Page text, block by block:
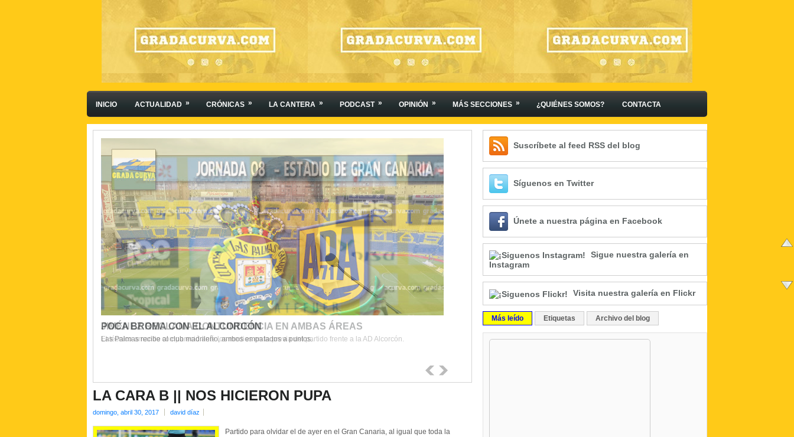
INICIO ACTUALIDAD » CRÓNICAS » LA CANTERA » PODCAST » OPINIÓN » MÁS SECCIONES » ¿QUIÉNES SOMOS? CONTACTA
POCA BROMA CON EL ALCORCÓN
Las Palmas recibe al club madrileño, ambos empatados a puntos.
JIMÉNEZ RECLAMA CONTUNDENCIA EN AMBAS ÁREAS
El técnico amarillo compareció ante los medios en la previa del partido frente a la AD Alcorcón.
LA CARA B || NOS HICIERON PUPA
domingo, abril 30, 2017 david díaz
Partido para olvidar el de ayer en el Gran Canaria, al igual que toda la
Suscríbete al feed RSS del blog
Síguenos en Twitter
Únete a nuestra página en Facebook
Sigue nuestra galería en
Instagram
Visita nuestra galería en Flickr
Más leído Etiquetas Archivo del blog